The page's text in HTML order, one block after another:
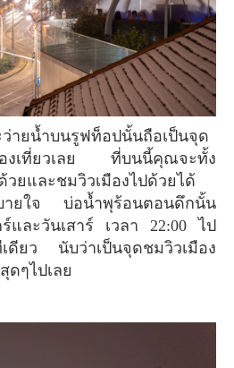
องเที่ยวเลย ที่บนนี้คุณจะทั้ง
ยและชมวิวเมืองไปด้วยได้
ายใจ บ่อน้ำพุร้อนตอนดึกนั้น
และวันเสาร์ เวลา 22:00 ไป
ยว นับว่าเป็นจุดชมวิวเมือง
ดๆไปเลย